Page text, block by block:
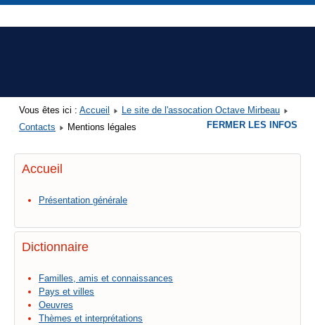
Vous êtes ici : Accueil
Le site de l'assocation Octave Mirbeau
Contacts
Mentions légales
Accueil
Présentation générale
Dictionnaire
Familles, amis et connaissances
Pays et villes
Oeuvres
Thèmes et interprétations
FERMER LES INFOS